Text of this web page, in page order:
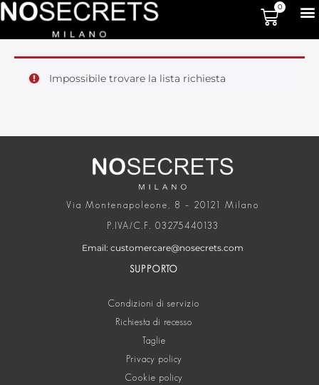
0
Impossibile trovare la lista richiesta
Via Montenapoleone, 8 – 20121 Milano
P.IVA/C.F. 03275440133
Email: customercare@nosecrets.com
SUPPORTO
Condizioni di servizio
Richiesta di recesso
Taglie
Privacy policy
Cookie policy